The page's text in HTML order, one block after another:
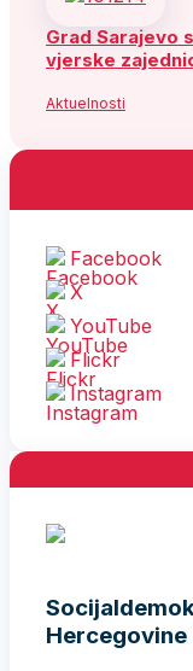
Grad Sarajevo
vjerske
Aktuelnosti
Facebook
X
YouTube
Flickr
Instagram
Hercegovine